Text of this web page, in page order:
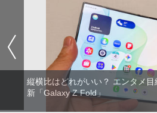
縦横比はどれがいい？ エンタメ
新「Galaxy Z Fold」